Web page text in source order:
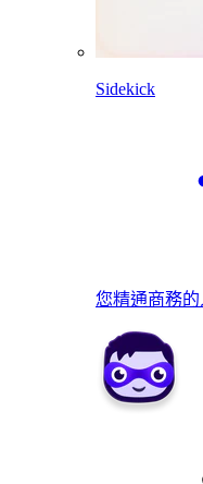
Sidekick
您精通商務的